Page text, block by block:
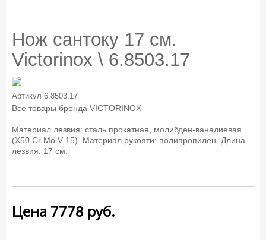
Нож сантоку 17 см.
Victorinox \ 6.8503.17
Артикул 6.8503.17
Все товары бренда VICTORINOX
Материал лезвия: сталь прокатная, молибден-ванадиевая
(X50 Cr Mo V 15). Материал рукояти: полипропилен. Длина
лезвия: 17 см.
Цена 7778 руб.